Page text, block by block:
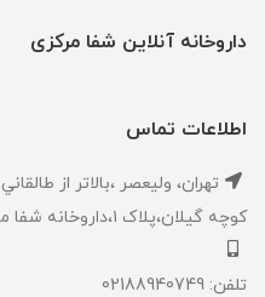
داروخانه آنلاین شفا مرکزی
اطلاعات تماس
تهران، ‎وليعصر ،بالاتر از طالقاني ،
كوچه گيلان،پلاک ۱،داروخانه شفا مركزي
تلفن: 02188940749